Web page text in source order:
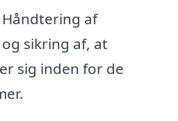
af
sikring af, at
sig inden for de